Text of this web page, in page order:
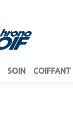
SOIN COIFFANT